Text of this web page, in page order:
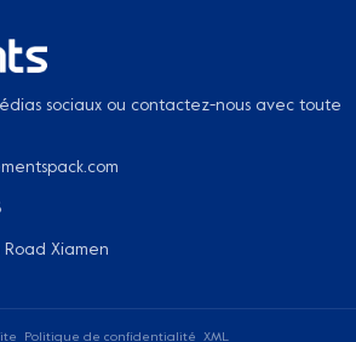
attrayants qui communiquent
de marque et attirent les clients. 6.
en papier aux emballages en
sociaux ou contactez-nous avec toute
Road Xiamen
Politique de confidentialité XML